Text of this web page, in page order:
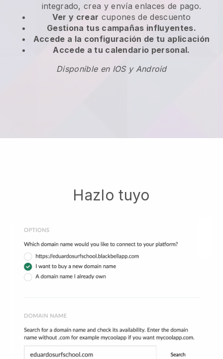
integrado, crea y envía enlaces de pago.
Ver y crear cupones de descuento
Gestiona tus campañas influyentes.
Accede a la configuración de tu aplicación
Accede a tu calendario personal.
Disponible en IOS y Android
Hazlo tuyo